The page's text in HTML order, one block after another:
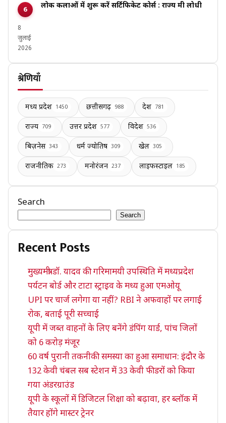
लोक कलाओं में शुरू करें सर्टिफिकेट कोर्स : राज्य मंत्री लोधी
8
जुलाई
2026
श्रेणियाँ
मध्य प्रदेश 1450 छत्तीसगढ़ 988 देश 781
राज्य 709 उत्तर प्रदेश 577 विदेश 536
बिज़नेस 343 धर्म ज्योतिष 309 खेल 305
राजनीतिक 273 मनोरंजन 237 लाइफस्टाइल 185
Search
Search
Recent Posts
मुख्यमंत्री डॉ. यादव की गरिमामयी उपस्थिति में मध्यप्रदेश
पर्यटन बोर्ड और टाटा स्ट्राइव के मध्य हुआ एमओयू
UPI पर चार्ज लगेगा या नहीं? RBI ने अफवाहों पर लगाई
रोक, बताई पूरी सच्चाई
यूपी में जब्त वाहनों के लिए बनेंगे डंपिंग यार्ड, पांच जिलों
को 6 करोड़ मंजूर
60 वर्ष पुरानी तकनीकी समस्या का हुआ समाधान: इंदौर के
132 केवी चंबल सब स्टेशन में 33 केवी फीडरों को किया
गया अंडरग्राउंड
यूपी के स्कूलों में डिजिटल शिक्षा को बढ़ावा, हर ब्लॉक में
तैयार होंगे मास्टर ट्रेनर